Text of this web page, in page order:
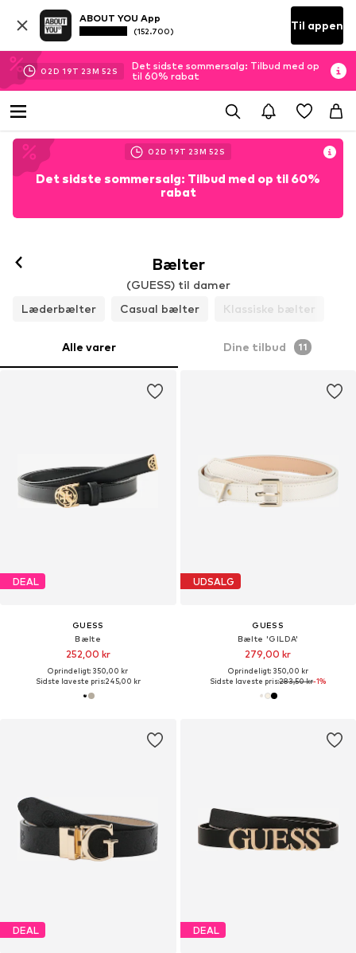
ABOUT YOU App
(152.700) Til appen
02D 19T 23M 51 S
Det sidste sommersalg: Tilbud med op
til 60% rabat
02D 19T 23M 51 S
Det sidste sommersalg: Tilbud med op til 60%
rabat
Bælter
(GUESS) til damer
Læderbælter
Casual bælter Klassiske bælter
Alle varer Dine tilbud 11
DEAL
GUESS
Bælte
252,00 kr
Oprindeligt: 350,00 kr
Sidste laveste pris:245,00 kr
UDSALG
GUESS
Bælte 'GILDA'
279,00 kr
Oprindeligt: 350,00 kr
Sidste laveste pris:283,50 kr-1%
DEAL DEAL